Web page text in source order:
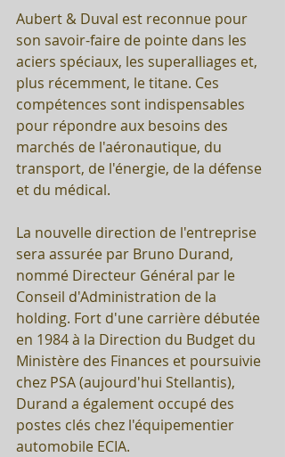
Aubert & Duval est reconnue pour
son savoir-faire de pointe dans les
aciers spéciaux, les superalliages et,
plus récemment, le titane. Ces
compétences sont indispensables
pour répondre aux besoins des
marchés de l'aéronautique, du
transport, de l'énergie, de la défense
et du médical.
La nouvelle direction de l'entreprise
sera assurée par Bruno Durand,
nommé Directeur Général par le
Conseil d'Administration de la
holding. Fort d'une carrière débutée
en 1984 à la Direction du Budget du
Ministère des Finances et poursuivie
chez PSA (aujourd'hui Stellantis),
Durand a également occupé des
postes clés chez l'équipementier
automobile ECIA.